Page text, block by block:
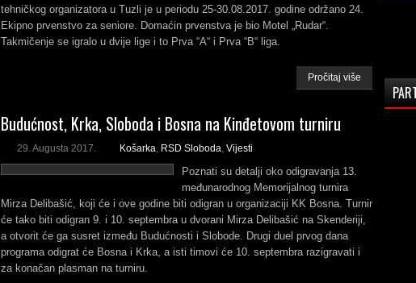
tehničkog organizatora u Tuzli je u periodu 25-30.08.2017. godine održano 24.
Ekipno prvenstvo za seniore. Domaćin prvenstva je bio Motel „Rudar“.
Takmičenje se igralo u dvije lige i to Prva “A“ i Prva “B“ liga.
Pročitaj više
Budućnost, Krka, Sloboda i Bosna na Kinđetovom turniru
29. Augusta 2017. Košarka, RSD Sloboda, Vijesti
Poznati su detalji oko odigravanja 13.
međunarodnog Memorijalnog turnira
Mirza Delibašić, koji će i ove godine biti odigran u organizaciji KK Bosna. Turnir
će tako biti odigran 9. i 10. septembra u dvorani Mirza Delibašić na Skenderiji,
a otvorit će ga susret između Budućnosti i Slobode. Drugi duel prvog dana
programa odigrat će Bosna i Krka, a isti timovi će 10. septembra razigravati i
za konačan plasman na turniru.